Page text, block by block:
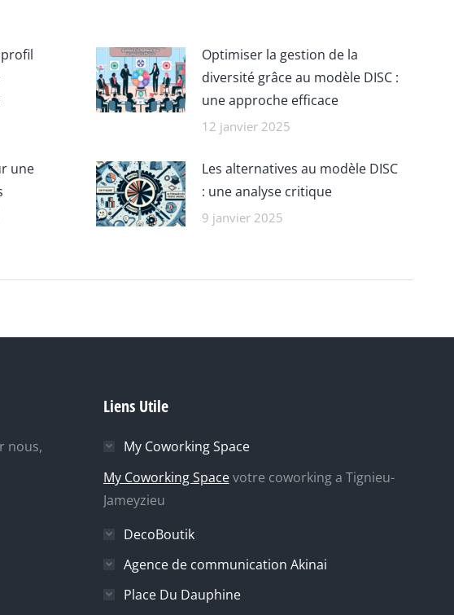
Optimiser la gestion de la
diversité grâce au modèle DISC :
une approche efficace
12 janvier 2025
une
Les alternatives au modèle DISC
: une analyse critique
9 janvier 2025
nous,
Liens Utile
My Coworking Space
My Coworking Spacevotre coworking a Tignieu-
Jameyzieu
DecoBoutik
Agence de communication Akinai
Place Du Dauphine